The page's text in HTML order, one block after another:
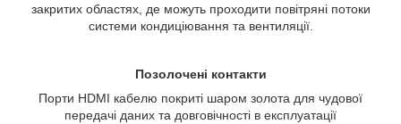
закритих областях, де можуть проходити повітряні потоки
системи кондиціювання та вентиляції.
Позолочені контакти
Порти HDMI кабелю покриті шаром золота для чудової
передачі даних та довговічності в експлуатації